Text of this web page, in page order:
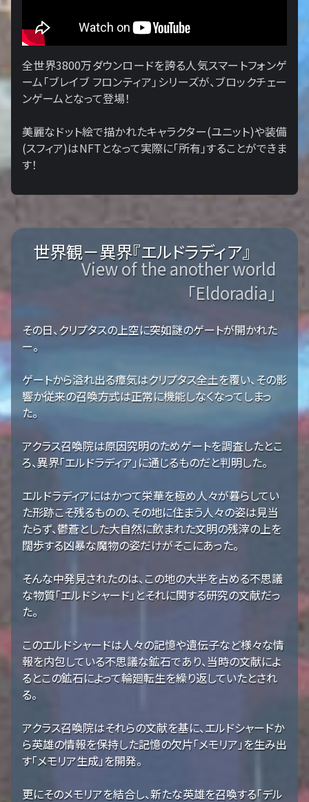
全世界3800万ダウンロードを誇る人気スマートフォンゲ
ーム「ブレイブ フロンティア」シリーズが、ブロックチェー
ンゲームとなって登場！
美麗なドット絵で描かれたキャラクター(ユニット)や装備
(スフィア)はNFTとなって実際に「所有」することができま
す！
世界観－異界『エルドラディア』
View of the another world
「Eldoradia」
その日、クリプタスの上空に突如謎のゲートが開かれた
ー。
ゲートから溢れ出る瘴気はクリプタス全土を覆い、その影
響か従来の召喚方式は正常に機能しなくなってしまっ
た。
アクラス召喚院は原因究明のためゲートを調査したとこ
ろ、異界「エルドラディア」に通じるものだと判明した。
エルドラディアにはかつて栄華を極め人々が暮らしてい
た形跡こそ残るものの、その地に住まう人々の姿は見当
たらず、鬱蒼とした大自然に飲まれた文明の残滓の上を
闊歩する凶暴な魔物の姿だけがそこにあった。
そんな中発見されたのは、この地の大半を占める不思議
な物質「エルドシャード」とそれに関する研究の文献だっ
た。
このエルドシャードは人々の記憶や遺伝子など様々な情
報を内包している不思議な鉱石であり、当時の文献によ
るとこの鉱石によって輪廻転生を繰り返していたとされ
る。
アクラス召喚院はそれらの文献を基に、エルドシャードか
ら英雄の情報を保持した記憶の欠片「メモリア」を生み出
す「メモリア生成」を開発。
更にそのメモリアを結合し、新たな英雄を召喚する「デル